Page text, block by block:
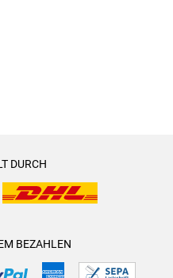
DURCH
BEZAHLEN